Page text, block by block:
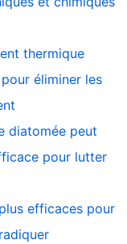
thermique
éliminer les
diatomée peut
pour lutter
efficaces pour